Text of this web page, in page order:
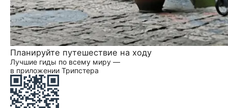
Планируйте путешествие на ходу
Лучшие гиды по всему миру —
в приложении Трипстера